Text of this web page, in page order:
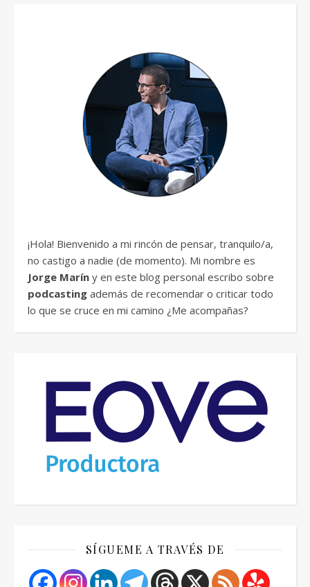
¡Hola! Bienvenido a mi rincón de pensar, tranquilo/a,
no castigo a nadie (de momento). Mi nombre es
Jorge Marín y en este blog personal escribo sobre
podcasting además de recomendar o criticar todo
lo que se cruce en mi camino ¿Me acompañas?
SÍGUEME A TRAVÉS DE